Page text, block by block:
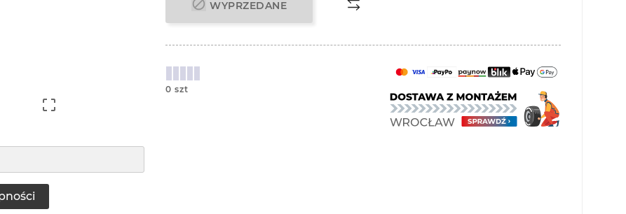

 WYPRZEDANE
0 szt